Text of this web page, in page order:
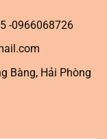
-0966068726
Bàng, Hải Phòng